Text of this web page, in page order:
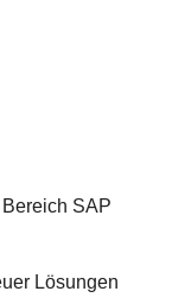
SAP
Lösungen